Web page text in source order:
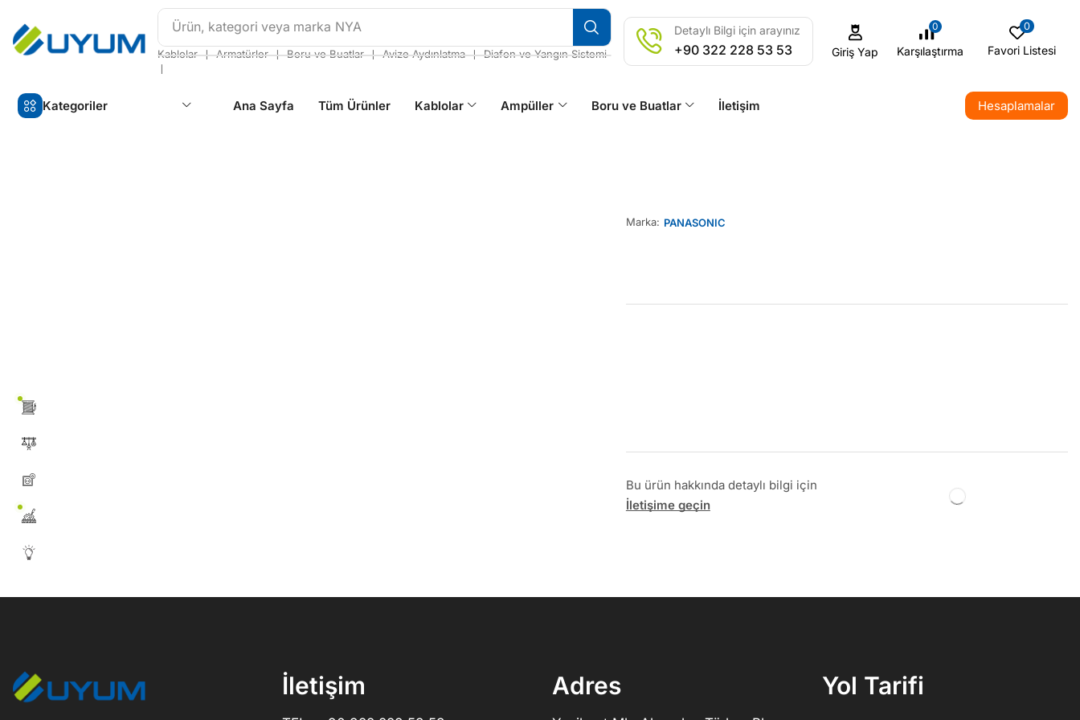
Ürün, kategori veya marka NYA
Kablolar ❘ Armatürler ❘ Boru ve Buatlar ❘ Avize Aydınlatma ❘ Diafon ve Yangın Sistemi
❘
Detaylı Bilgi için arayınız
+90 322 228 53 53 Giriş Yap
0
Karşılaştırma
0
Favori Listesi
Kategoriler Ana Sayfa Tüm Ürünler Kablolar Ampüller Boru ve Buatlar İletişim Hesaplamalar
Marka: PANASONIC
Bu ürün hakkında detaylı bilgi için
İletişime geçin
İletişim Adres Yol Tarifi